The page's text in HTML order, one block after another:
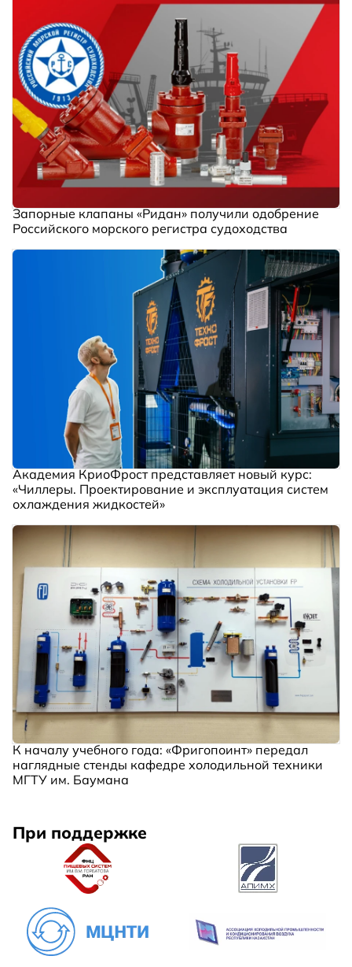
Запорные клапаны «Ридан» получили одобрение
Российского морского регистра судоходства
Академия КриоФрост представляет новый курс:
«Чиллеры. Проектирование и эксплуатация систем
охлаждения жидкостей»
К началу учебного года: «Фригопоинт» передал
наглядные стенды кафедре холодильной техники
МГТУ им. Баумана
При поддержке